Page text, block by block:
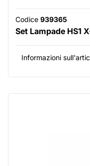
Codice 939365
Set Lampade HS1
Informazioni